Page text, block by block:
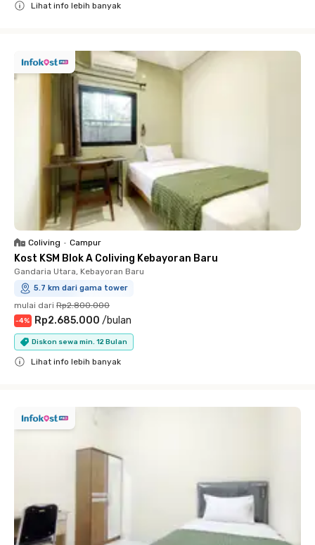
Lihat info lebih banyak
Coliving • Campur
Kost KSM Blok A Coliving Kebayoran Baru
Gandaria Utara, Kebayoran Baru
5.7 km dari gama tower
mulai dari Rp2.800.000
-4% Rp2.685.000 /bulan
Diskon sewa min. 12 Bulan
Lihat info lebih banyak